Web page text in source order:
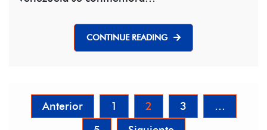
CONTINUE READING
Navegación
Anterior 1 2 3
…